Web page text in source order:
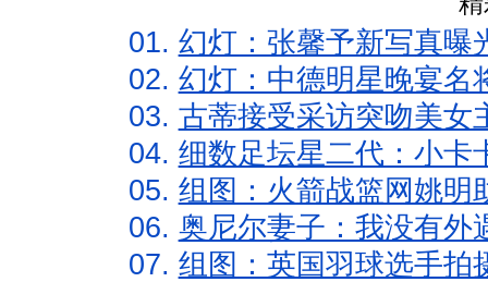
01. 幻灯：张馨予新写真曝
02. 幻灯：中德明星晚宴名
03. 古蒂接受采访突吻美女
04. 细数足坛星二代：小卡
05. 组图：火箭战篮网姚明
06. 奥尼尔妻子：我没有外
07. 组图：英国羽球选手拍